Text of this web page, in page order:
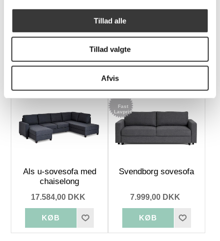
Tillad alle
Tillad valgte
Afvis
Svendborg sovesofa
Als 2 pers. sovesofa
med chaiselong
9.780,00 DKK
Als u-sovesofa med
chaiselong
17.584,00 DKK
Fast
Lavpris
Svendborg sovesofa
7.999,00 DKK